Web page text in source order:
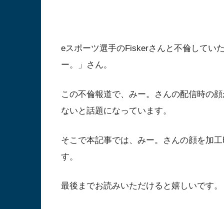
eスポーツ選手のFiskerさんと不倫してい
ー。」さん。
この不倫報道で、みー。さんの配信時の
ないと話題になっています。
そこで本記事では、みー。さんの顔を加
す。
最後までお読みいただけると嬉しいです。